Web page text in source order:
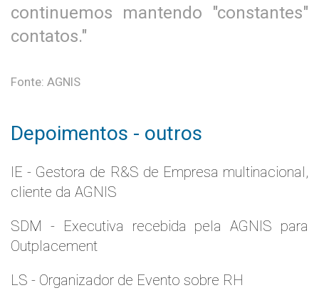
continuemos mantendo "constantes"
contatos."
Fonte: AGNIS
Depoimentos - outros
IE - Gestora de R&S de Empresa multinacional,
cliente da AGNIS
SDM - Executiva recebida pela AGNIS para
Outplacement
LS - Organizador de Evento sobre RH